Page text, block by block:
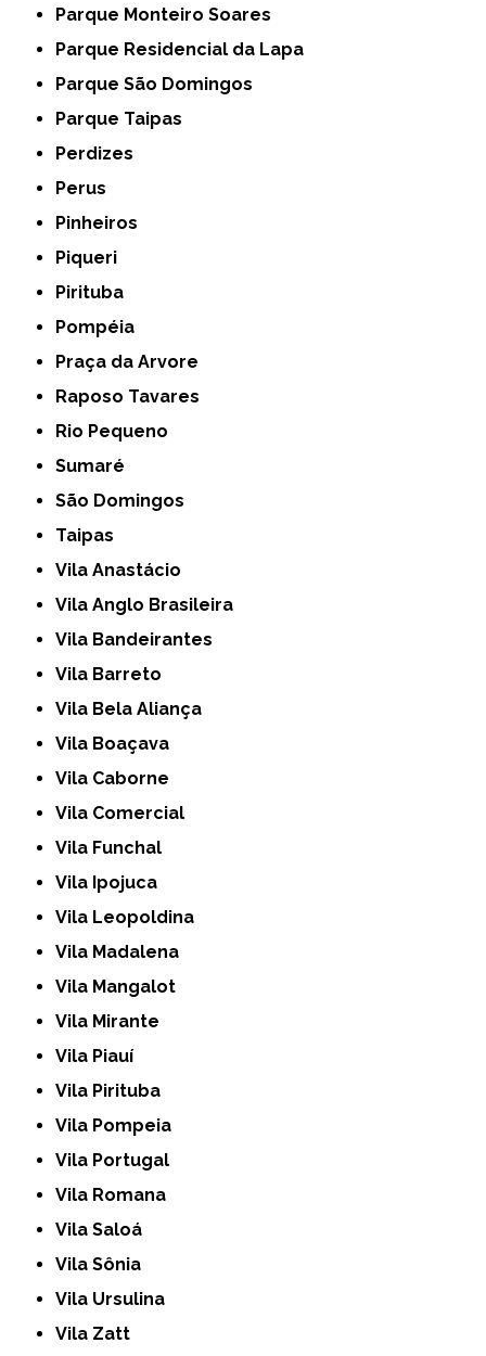
Parque Monteiro Soares
Parque Residencial da Lapa
Parque São Domingos
Parque Taipas
Perdizes
Perus
Pinheiros
Piqueri
Pirituba
Pompéia
Praça da Arvore
Raposo Tavares
Rio Pequeno
Sumaré
São Domingos
Taipas
Vila Anastácio
Vila Anglo Brasileira
Vila Bandeirantes
Vila Barreto
Vila Bela Aliança
Vila Boaçava
Vila Caborne
Vila Comercial
Vila Funchal
Vila Ipojuca
Vila Leopoldina
Vila Madalena
Vila Mangalot
Vila Mirante
Vila Piauí
Vila Pirituba
Vila Pompeia
Vila Portugal
Vila Romana
Vila Saloá
Vila Sônia
Vila Ursulina
Vila Zatt